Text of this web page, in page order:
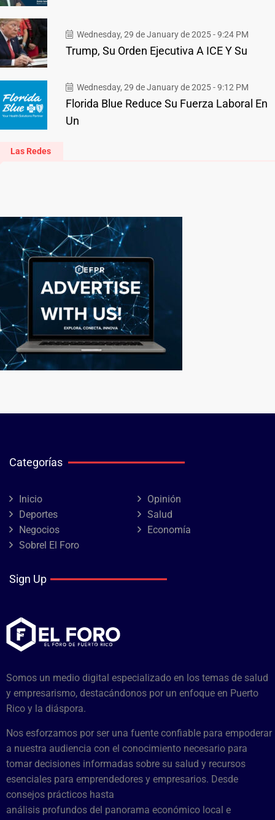
Wednesday, 29 de January de 2025 - 9:24 PM
Trump, Su Orden Ejecutiva A ICE Y Su
Wednesday, 29 de January de 2025 - 9:12 PM
Florida Blue Reduce Su Fuerza Laboral En
Un
Las Redes
Categorías
Inicio
Opinión
Deportes
Salud
Negocios
Economía
Sobrel El Foro
Sign Up
Somos un medio digital especializado en los temas de salud
y empresarismo, destacándonos por un enfoque en Puerto
Rico y la diáspora.
Nos esforzamos por ser una fuente confiable para empoderar
a nuestra audiencia con el conocimiento necesario para
tomar decisiones informadas sobre su salud y recursos
esenciales para emprendedores y empresarios. Desde
consejos prácticos hasta
análisis profundos del panorama económico local e